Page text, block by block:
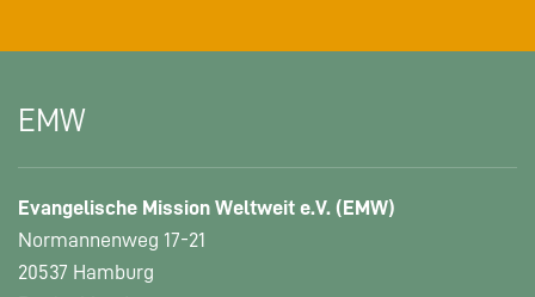
EMW
Evangelische Mission Weltweit e.V. (EMW)
Normannenweg 17-21
20537 Hamburg